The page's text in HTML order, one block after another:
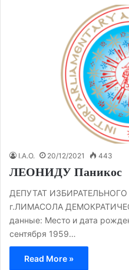
I.A.O. 20/12/2021 443
ЛЕОНИДУ Паникос
ДЕПУТАТ
г.ЛИМАСОЛА
данные: Место и дата
сентября 1959…
Read More »